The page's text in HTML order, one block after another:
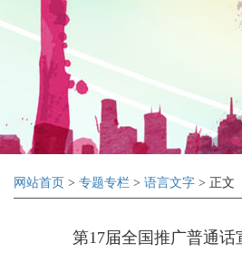
网站首页 > 专题专栏 > 语言文字 > 正文
第17届全国推广普通话